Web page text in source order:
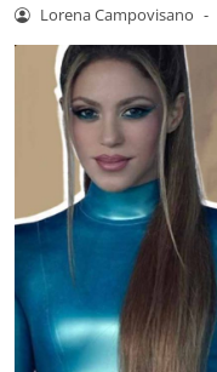
Lorena Campovisano -